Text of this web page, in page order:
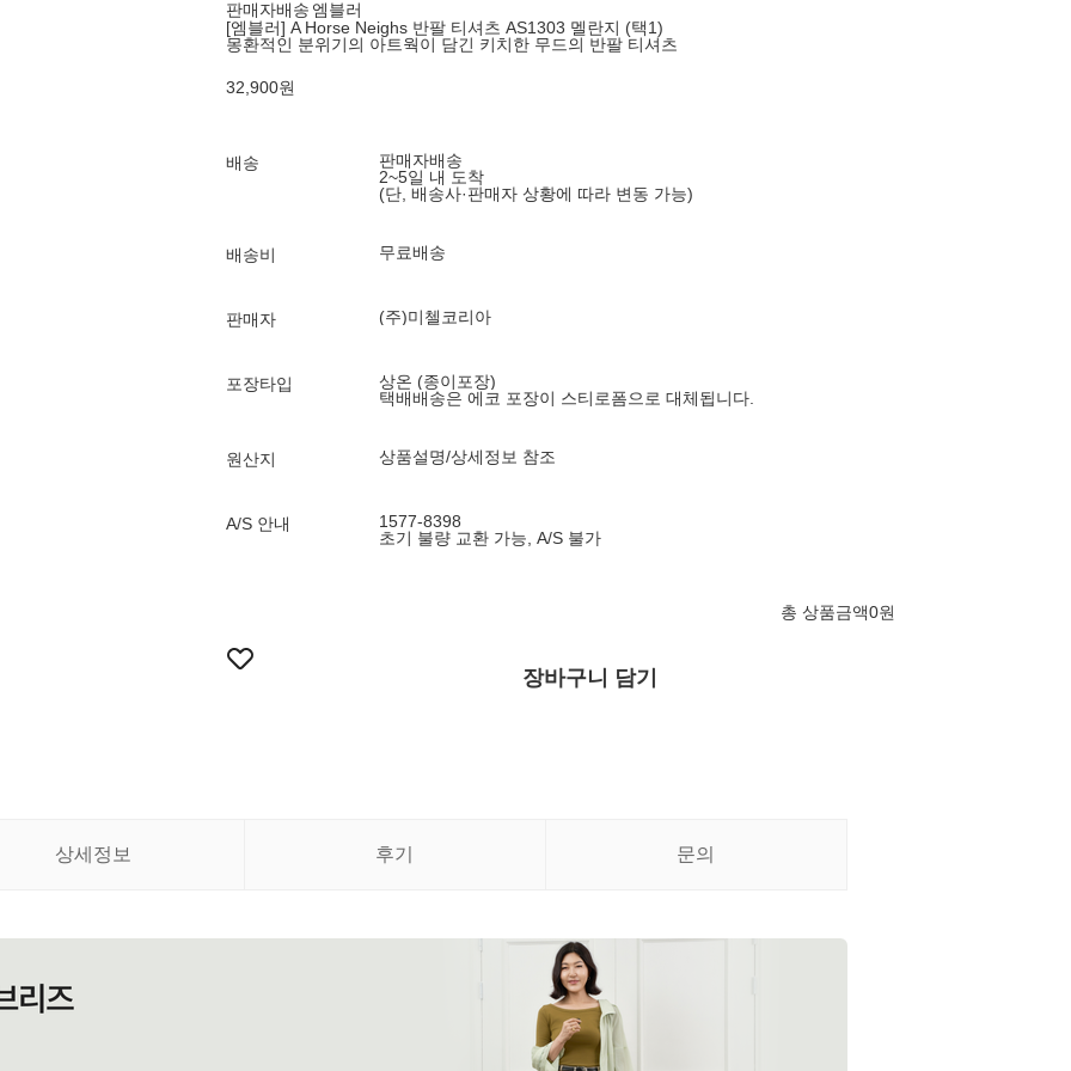
판매자배송 엠블러
[엠블러] A Horse Neighs 반팔 티셔츠 AS1303 멜란지 (택1)
몽환적인 분위기의 아트웍이 담긴 키치한 무드의 반팔 티셔츠
32,900원
배송
판매자배송
2~5일 내 도착
(단, 배송사·판매자 상황에 따라 변동 가능)
배송비 무료배송
판매자 (주)미첼코리아
포장타입
상온 (종이포장)
택배배송은 에코 포장이 스티로폼으로 대체됩니다.
원산지 상품설명/상세정보 참조
A/S 안내
1577-8398
초기 불량 교환 가능, A/S 불가
총 상품금액0원
장바구니 담기
상세정보 후기 문의